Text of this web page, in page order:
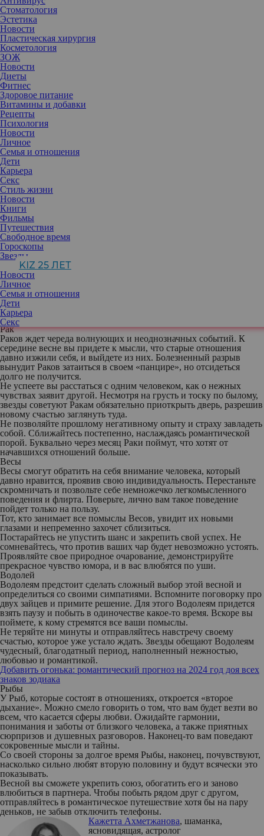
Стоматология
Эстетика
Новости
Пластическая хирургия
Косметология
ЗОЖ
Новости
Диеты
Фитнес
Здоровое питание
Витамины и добавки
Рецепты
Психология
Новости
Личное
Семья и отношения
Дети
Карьера
Секс
Стиль жизни
Новости
Книги
Фильмы
Путешествия
Свободное время
Гороскопы
Звезды
KIZ 25 ЛЕТ
Новости
Личное
Семья и отношения
Дети
Карьера
Секс
О любви мечтают все, и особенно с приходом весны. Звезды
приготовили щедрые подарки представителям следующих
знаков Зодиака.
Телец
Осторожным и рассудительным Тельцам предстоит испытать
настоящую гамму непривычных для себя чувств. Весной они
влюбятся без памяти в случайного знакомого и будут мечтать о
свидании с ним, забыв о строгих принципах и работе.
К счастью, звезды не станут изводить Тельцов неведением
слишком долго и вскоре подкинут новую причину для встречи.
Используйте ее как шанс лучше узнать человека и ненавязчиво
продемонстрировать личный интерес.
Если отбросите в сторону все маски и, наконец, решитесь на
небольшое кокетство, можете рассчитывать на очень
перспективный роман.
Рак
Раков ждет череда волнующих и неоднозначных событий. К
середине весне вы придете к мысли, что старые отношения
давно изжили себя, и выйдете из них. Болезненный разрыв
вынудит Раков затаиться в своем «панцире», но отсидеться
долго не получится.
Не успеете вы расстаться с одним человеком, как о нежных
чувствах заявит другой. Несмотря на грусть и тоску по былому,
звезды советуют Ракам обязательно приоткрыть дверь, разрешив
новому счастью заглянуть туда.
Не позволяйте прошлому негативному опыту и страху завладеть
собой. Сближайтесь постепенно, наслаждаясь романтической
порой. Буквально через месяц Раки поймут, что хотят от
начавшихся отношений больше.
Весы
Весы смогут обратить на себя внимание человека, который
давно нравится, проявив свою индивидуальность. Перестаньте
скромничать и позвольте себе немножечко легкомысленного
поведения и флирта. Поверьте, лично вам такое поведение
пойдет только на пользу.
Тот, кто занимает все помыслы Весов, увидит их новыми
глазами и непременно захочет сблизиться.
Постарайтесь не упустить шанс и закрепить свой успех. Не
сомневайтесь, что против ваших чар будет невозможно устоять.
Проявляйте свое природное очарование, демонстрируйте
прекрасное чувство юмора, и в вас влюбятся по уши.
Водолей
Водолеям предстоит сделать сложный выбор этой весной и
определиться со своими симпатиями. Вспомните поговорку про
двух зайцев и примите решение. Для этого Водолеям придется
взять паузу и побыть в одиночестве какое-то время. Вскоре вы
поймете, к кому стремятся все ваши помыслы.
Не теряйте ни минуты и отправляйтесь навстречу своему
счастью, которое уже устало ждать. Звезды обещают Водолеям
чудесный, благодатный период, наполненный нежностью,
любовью и романтикой.
Добавить огонька: романтический прогноз на 2024 год доя всех
знаков зодиака
Рыбы
У Рыб, которые состоят в отношениях, откроется «второе
дыхание». Можно смело говорить о том, что вам будет везти во
всем, что касается сферы любви. Ожидайте гармонии,
понимания и заботы от близкого человека, а также приятных
сюрпризов и душевных разговоров. Наконец-то вам поведают
сокровенные мысли и тайны.
Со своей стороны за долгое время Рыбы, наконец, почувствуют,
насколько сильно любят вторую половину и будут всячески это
показывать.
Весной вы сможете укрепить союз, обогатить его и заново
влюбиться в партнера. Чтобы побыть рядом друг с другом,
отправляйтесь в романтическое путешествие хотя бы на пару
деньков, не забыв отключить телефоны.
Кажетта Ахметжанова, шаманка,
ясновидящая, астролог